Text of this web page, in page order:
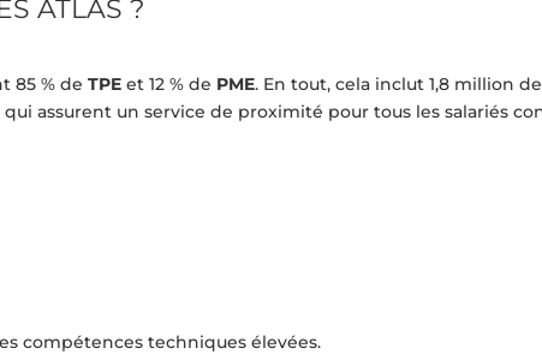
ATLAS ?
85 % deTPE et 12 % de PME. En tout, cela inclut 1,8 million
qui assurent un service de proximité pour tous les salariés
compétences techniques élevées.